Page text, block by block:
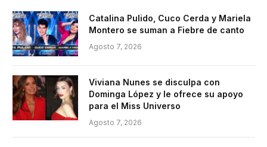
Catalina Pulido, Cuco Cerda y Mariela
Montero se suman a Fiebre de canto
Agosto 7, 2026
Viviana Nunes se disculpa con
Dominga López y le ofrece su apoyo
para el Miss Universo
Agosto 7, 2026